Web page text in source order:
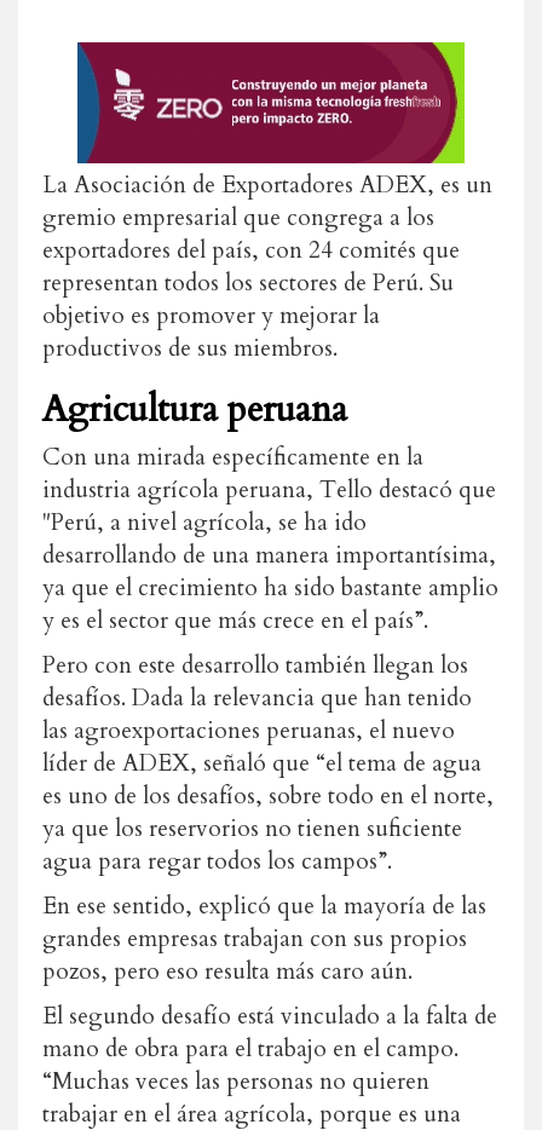
La Asociación de Exportadores ADEX, es un
gremio empresarial que congrega a los
exportadores del país, con 24 comités que
representan todos los sectores de Perú. Su
objetivo es promover y mejorar la
productivos de sus miembros.
Agricultura peruana
Con una mirada específicamente en la
industria agrícola peruana, Tello destacó que
"Perú, a nivel agrícola, se ha ido
desarrollando de una manera importantísima,
ya que el crecimiento ha sido bastante amplio
y es el sector que más crece en el país”.
Pero con este desarrollo también llegan los
desafíos. Dada la relevancia que han tenido
las agroexportaciones peruanas, el nuevo
líder de ADEX, señaló que “el tema de agua
es uno de los desafíos, sobre todo en el norte,
ya que los reservorios no tienen suficiente
agua para regar todos los campos”.
En ese sentido, explicó que la mayoría de las
grandes empresas trabajan con sus propios
pozos, pero eso resulta más caro aún.
El segundo desafío está vinculado a la falta de
mano de obra para el trabajo en el campo.
“Muchas veces las personas no quieren
trabajar en el área agrícola, porque es una